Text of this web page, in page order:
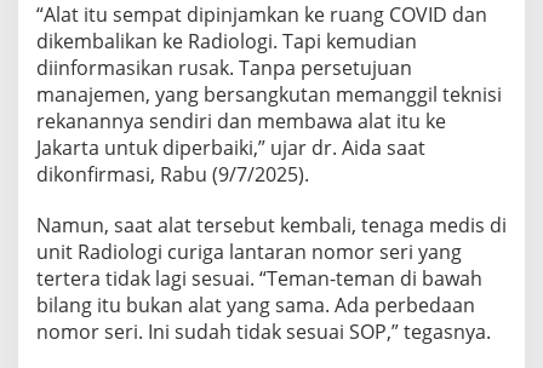
“Alat itu sempat dipinjamkan ke ruang COVID dan
dikembalikan ke Radiologi. Tapi kemudian
diinformasikan rusak. Tanpa persetujuan
manajemen, yang bersangkutan memanggil teknisi
rekanannya sendiri dan membawa alat itu ke
Jakarta untuk diperbaiki,” ujar dr. Aida saat
dikonfirmasi, Rabu (9/7/2025).
Namun, saat alat tersebut kembali, tenaga medis di
unit Radiologi curiga lantaran nomor seri yang
tertera tidak lagi sesuai. “Teman-teman di bawah
bilang itu bukan alat yang sama. Ada perbedaan
nomor seri. Ini sudah tidak sesuai SOP,” tegasnya.